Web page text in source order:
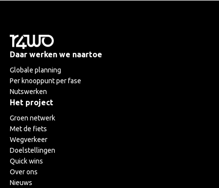
Daar werken we naartoe
Globale planning
Per knooppunt per fase
Nutswerken
Het project
Groen netwerk
Met de fiets
Wegverkeer
Doelstellingen
Quick wins
Over ons
Nieuws